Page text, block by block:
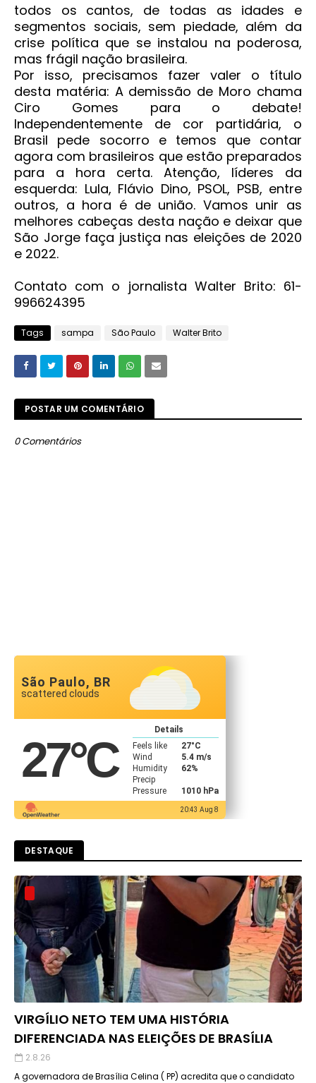
todos os cantos, de todas as idades e
segmentos sociais, sem piedade, além da
crise política que se instalou na poderosa,
mas frágil nação brasileira.
Por isso, precisamos fazer valer o título
desta matéria: A demissão de Moro chama
Ciro Gomes para o debate!
Independentemente de cor partidária, o
Brasil pede socorro e temos que contar
agora com brasileiros que estão preparados
para a hora certa. Atenção, líderes da
esquerda: Lula, Flávio Dino, PSOL, PSB, entre
outros, a hora é de união. Vamos unir as
melhores cabeças desta nação e deixar que
São Jorge faça justiça nas eleições de 2020
e 2022.
Contato com o jornalista Walter Brito: 61-
996624395
Tags sampa São Paulo Walter Brito
POSTAR UM COMENTÁRIO
0 Comentários
São Paulo, BR
scattered clouds
27°C
Details
Feels like
27°C
Wind
5.4 m/s
Humidity
62%
Precip
Pressure
1010 hPa
20:43 Aug 8
DESTAQUE
VIRGÍLIO NETO TEM UMA HISTÓRIA
DIFERENCIADA NAS ELEIÇÕES DE BRASÍLIA
2.8.26
A governadora de Brasília Celina ( PP) acredita que o candidato